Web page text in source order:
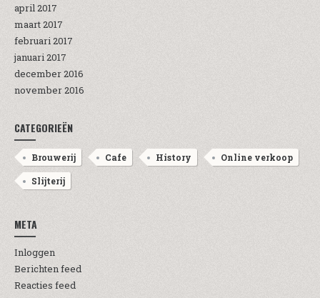
april 2017
maart 2017
februari 2017
januari 2017
december 2016
november 2016
CATEGORIEËN
Brouwerij Cafe History Online verkoop
Slijterij
META
Inloggen
Berichten feed
Reacties feed